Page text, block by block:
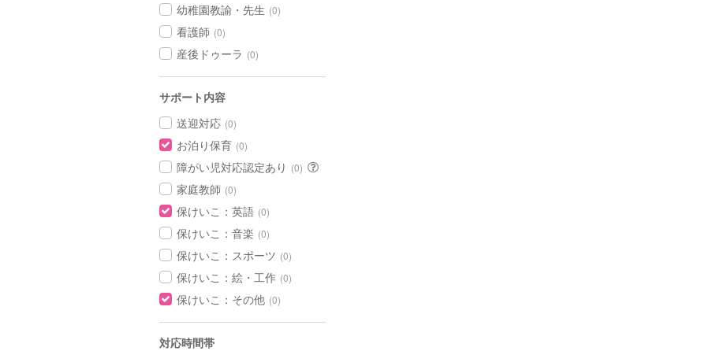
幼稚園教諭・先生 (0)
看護師 (0)
産後ドゥーラ (0)
サポート内容
送迎対応 (0)
お泊り保育 (0)
障がい児対応認定あり (0)
家庭教師 (0)
保けいこ：英語 (0)
保けいこ：音楽 (0)
保けいこ：スポーツ (0)
保けいこ：絵・工作 (0)
保けいこ：その他 (0)
対応時間帯